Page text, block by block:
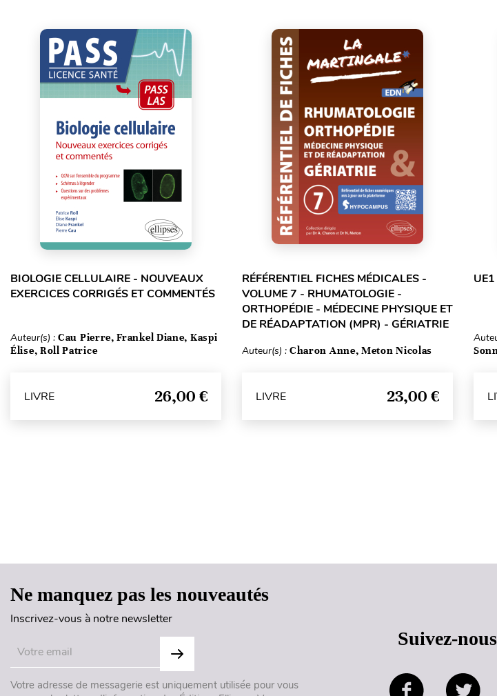
BIOLOGIE CELLULAIRE - NOUVEAUX
EXERCICES CORRIGÉS ET COMMENTÉS
Auteur(s) : Cau Pierre, Frankel Diane, Kaspi
Élise, Roll Patrice
LIVRE 26,00 €
RÉFÉRENTIEL FICHES MÉDICALES -
VOLUME 7 - RHUMATOLOGIE -
ORTHOPÉDIE - MÉDECINE PHYSIQUE ET
DE RÉADAPTATION (MPR) - GÉRIATRIE
Auteur(s) : Charon Anne, Meton Nicolas
LIVRE 23,00 €
Ne manquez pas les nouveautés
Inscrivez-vous à notre newsletter
Votre adresse de messagerie est uniquement utilisée pour vous
Suivez-